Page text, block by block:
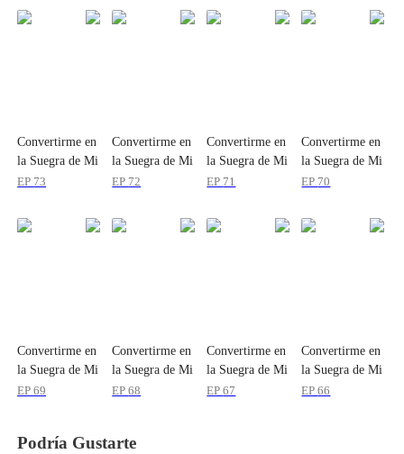
Convertirme en
la Suegra de Mi
Ex
EP 73
Convertirme en
la Suegra de Mi
Ex
EP 72
Convertirme en
la Suegra de Mi
Ex
EP 71
Convertirme en
la Suegra de Mi
Ex
EP 70
Convertirme en
la Suegra de Mi
Ex
EP69
Convertirme en
la Suegra de Mi
Ex
EP68
Convertirme en
la Suegra de Mi
Ex
EP67
Convertirme en
la Suegra de Mi
Ex
EP66
Podría Gustarte